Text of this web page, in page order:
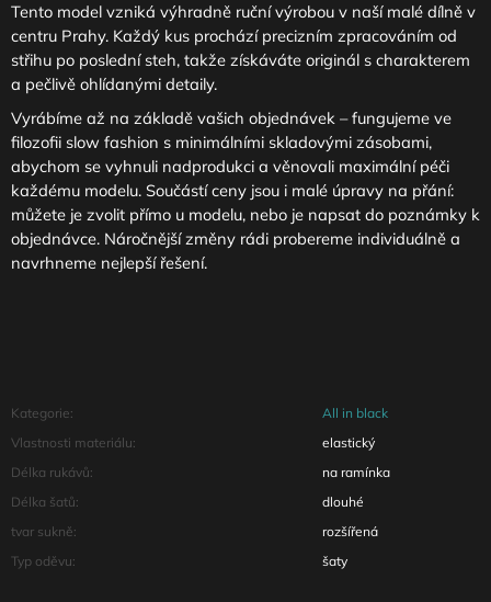
Tento model vzniká výhradně ruční výrobou v naší malé dílně v
centru Prahy. Každý kus prochází precizním zpracováním od
střihu po poslední steh, takže získáváte originál s charakterem
a pečlivě ohlídanými detaily.
Vyrábíme až na základě vašich objednávek – fungujeme ve
filozofii slow fashion s minimálními skladovými zásobami,
abychom se vyhnuli nadprodukci a věnovali maximální péči
každému modelu. Součástí ceny jsou i malé úpravy na přání:
můžete je zvolit přímo u modelu, nebo je napsat do poznámky k
objednávce. Náročnější změny rádi probereme individuálně a
navrhneme nejlepší řešení.
Kategorie:
All in black
Vlastnosti materiálu:
elastický
Délka rukávů:
na ramínka
Délka šatů:
dlouhé
tvar sukně:
rozšířená
Typ oděvu: šaty